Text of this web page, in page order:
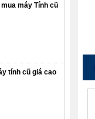
máy Tính cũ
tính cũ giá cao